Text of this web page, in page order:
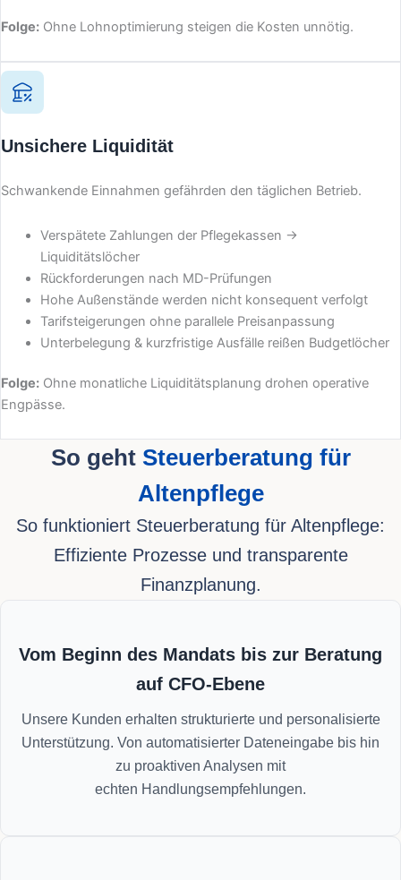
Folge: Ohne Lohnoptimierung steigen die Kosten unnötig.
Unsichere Liquidität
Schwankende Einnahmen gefährden den täglichen Betrieb.
Verspätete Zahlungen der Pflegekassen →
Liquiditätslöcher
Rückforderungen nach MD-Prüfungen
Hohe Außenstände werden nicht konsequent verfolgt
Tarifsteigerungen ohne parallele Preisanpassung
Unterbelegung & kurzfristige Ausfälle reißen Budgetlöcher
Folge: Ohne monatliche Liquiditätsplanung drohen operative
Engpässe.
So geht Steuerberatung für
Altenpflege
So funktioniert Steuerberatung für Altenpflege:
Effiziente Prozesse und transparente
Finanzplanung.
Vom Beginn des Mandats bis zur Beratung
auf CFO-Ebene
Unsere Kunden erhalten strukturierte und personalisierte
Unterstützung. Von automatisierter Dateneingabe bis hin
zu proaktiven Analysen mit
echten Handlungsempfehlungen.